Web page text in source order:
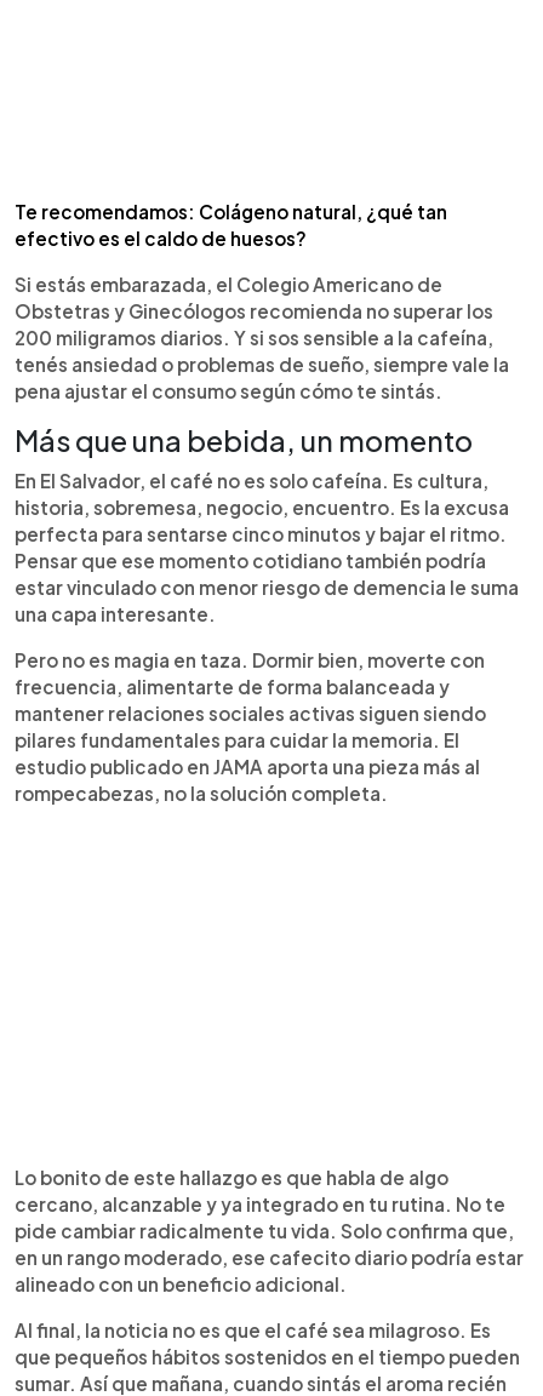
Te recomendamos: Colágeno natural, ¿qué tan
efectivo es el caldo de huesos?
Si estás embarazada, el Colegio Americano de
Obstetras y Ginecólogos recomienda no superar los
200 miligramos diarios. Y si sos sensible a la cafeína,
tenés ansiedad o problemas de sueño, siempre vale la
pena ajustar el consumo según cómo te sintás.
Más que una bebida, un momento
En El Salvador, el café no es solo cafeína. Es cultura,
historia, sobremesa, negocio, encuentro. Es la excusa
perfecta para sentarse cinco minutos y bajar el ritmo.
Pensar que ese momento cotidiano también podría
estar vinculado con menor riesgo de demencia le suma
una capa interesante.
Pero no es magia en taza. Dormir bien, moverte con
frecuencia, alimentarte de forma balanceada y
mantener relaciones sociales activas siguen siendo
pilares fundamentales para cuidar la memoria. El
estudio publicado en JAMA aporta una pieza más al
rompecabezas, no la solución completa.
Lo bonito de este hallazgo es que habla de algo
cercano, alcanzable y ya integrado en tu rutina. No te
pide cambiar radicalmente tu vida. Solo confirma que,
en un rango moderado, ese cafecito diario podría estar
alineado con un beneficio adicional.
Al final, la noticia no es que el café sea milagroso. Es
que pequeños hábitos sostenidos en el tiempo pueden
sumar. Así que mañana, cuando sintás el aroma recién